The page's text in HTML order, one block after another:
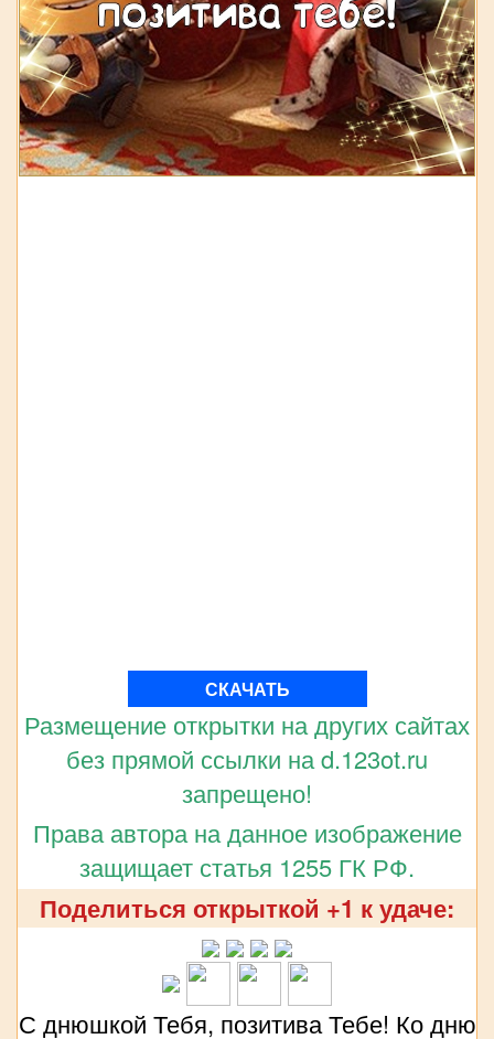
СКАЧАТЬ
Размещение открытки на других сайтах
без прямой ссылки на d.123ot.ru
запрещено!
Права автора на данное изображение
защищает статья 1255 ГК РФ.
Поделиться открыткой +1 к удаче:
С днюшкой Тебя, позитива Тебе! Ко дню